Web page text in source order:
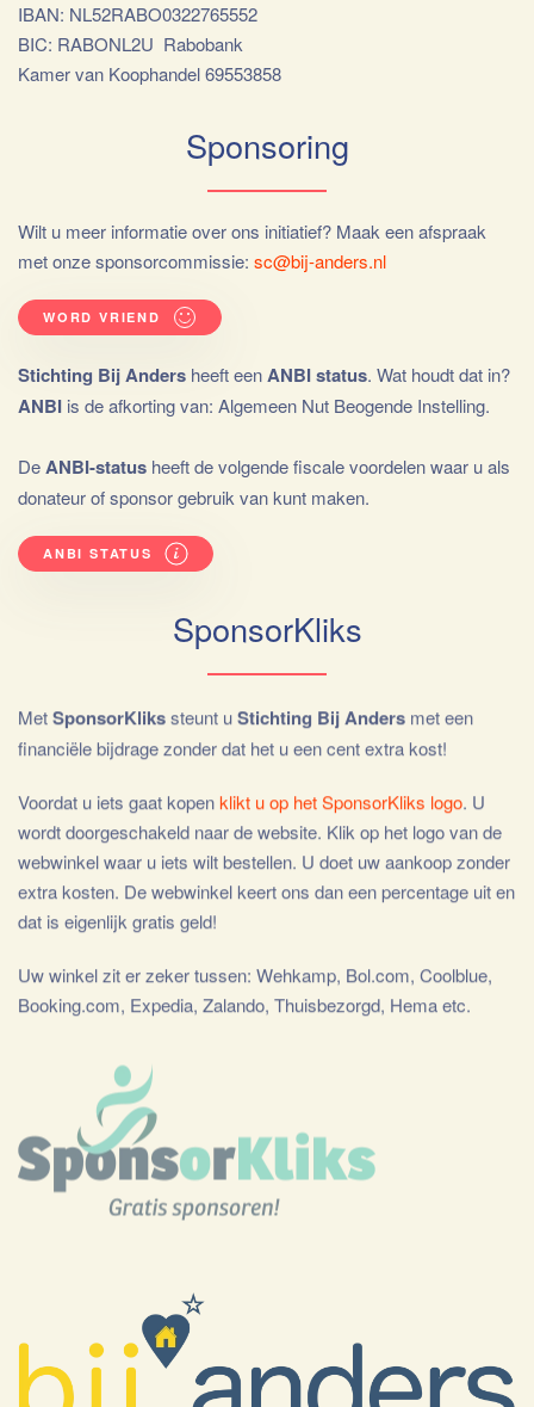
IBAN: NL52RABO0322765552
BIC: RABONL2U Rabobank
Kamer van Koophandel 69553858
Sponsoring
Wilt u meer informatie over ons initiatief? Maak een afspraak
met onze sponsorcommissie: sc@bij-anders.nl
WORD VRIEND
Stichting Bij Anders heeft eenANBI status. Wat houdt dat in?
ANBI is de afkorting van: Algemeen Nut Beogende Instelling.
DeANBI-status heeft de volgende fiscale voordelen waar u als
donateur of sponsor gebruik van kunt maken.
ANBI STATUS
SponsorKliks
MetSponsorKlikssteunt uStichting Bij Anders met een
financiële bijdrage zonder dat het u een cent extra kost!
Voordat u iets gaat kopenklikt u op het SponsorKliks logo . U
wordt doorgeschakeld naar de website. Klik op het logo van de
webwinkel waar u iets wilt bestellen. U doet uw aankoop zonder
extra kosten. De webwinkel keert ons dan een percentage uit en
dat is eigenlijk gratis geld!
Uw winkel zit er zeker tussen: Wehkamp, Bol.com, Coolblue,
Booking.com, Expedia, Zalando, Thuisbezorgd, Hema etc.